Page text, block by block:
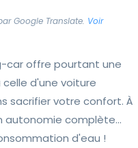
Google Translate. Voir
car offre pourtant une
d'une voiture
sacrifier votre confort. À
autonomie complète…
d'eau !